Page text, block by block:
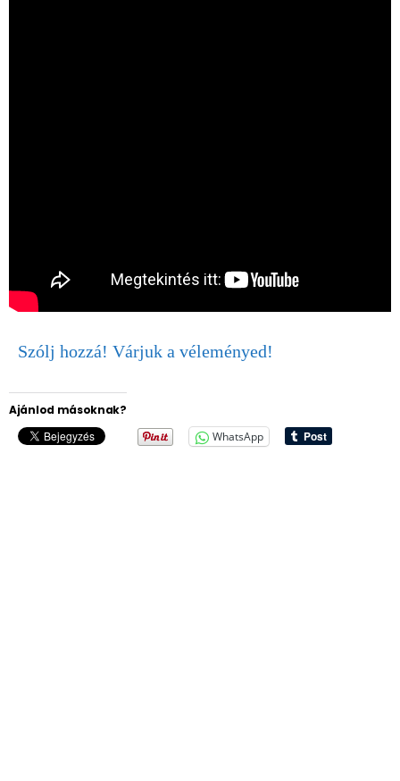
Szólj hozzá! Várjuk a véleményed!
Ajánlod másoknak?
WhatsApp